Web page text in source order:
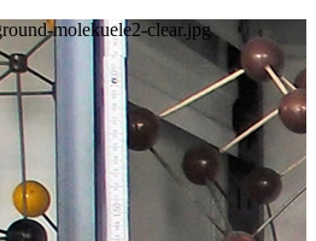
molekuele2-clear.jpg